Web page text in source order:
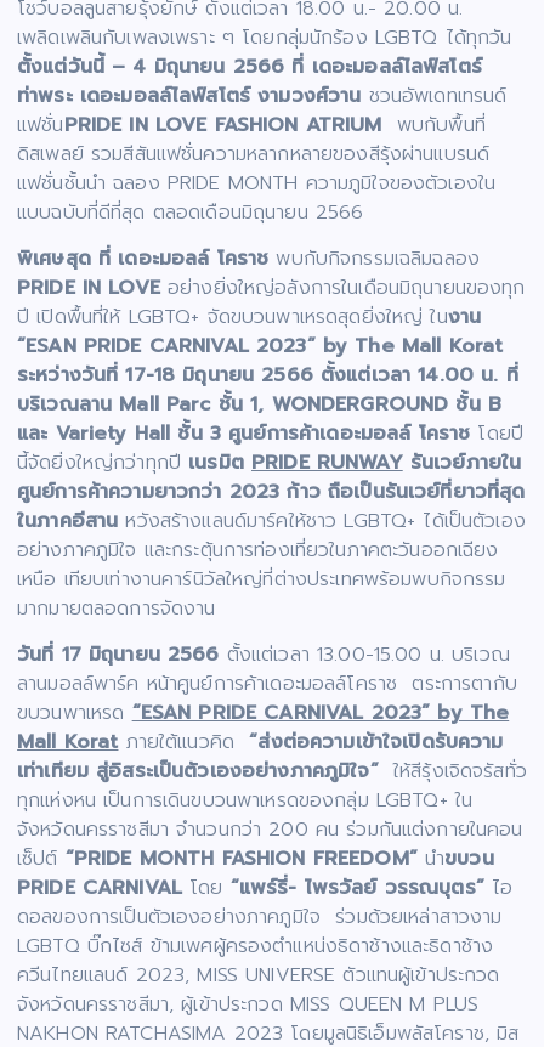
โชว์บอลลูนสายรุ้งยักษ์ ตั้งแต่เวลา 18.00 น.- 20.00 น.
เพลิดเพลินกับเพลงเพราะ ๆ โดยกลุ่มนักร้อง LGBTQ ได้ทุกวัน
ตั้งแต่วันนี้ – 4 มิถุนายน 2566 ที่ เดอะมอลล์ไลฟ์สโตร์
ท่าพระ เดอะมอลล์ไลฟ์สโตร์ งามวงศ์วาน ชวนอัพเดทเทรนด์
แฟชั่นPRIDE IN LOVE FASHION ATRIUM พบกับพื้นที่
ดิสเพลย์ รวมสีสันแฟชั่นความหลากหลายของสีรุ้งผ่านแบรนด์
แฟชั่นชั้นนำ ฉลอง PRIDE MONTH ความภูมิใจของตัวเองใน
แบบฉบับที่ดีที่สุด ตลอดเดือนมิถุนายน 2566
พิเศษสุด ที่ เดอะมอลล์ โคราช พบกับกิจกรรมเฉลิมฉลอง
PRIDE IN LOVEอย่างยิ่งใหญ่อลังการในเดือนมิถุนายนของทุก
ปี เปิดพื้นที่ให้ LGBTQ+ จัดขบวนพาเหรดสุดยิ่งใหญ่ ในงาน
“ESAN PRIDE CARNIVAL 2023” by The Mall Korat
ระหว่างวันที่ 17-18 มิถุนายน 2566 ตั้งแต่เวลา 14.00 น. ที่
บริเวณลาน Mall Parc ชั้น 1, WONDERGROUND ชั้น B
และ Variety Hall ชั้น 3 ศูนย์การค้าเดอะมอลล์ โคราช โดยปี
นี้จัดยิ่งใหญ่กว่าทุกปี เนรมิตPRIDE RUNWAYรันเวย์ภายใน
ศูนย์การค้าความยาวกว่า 2023 ก้าว ถือเป็นรันเวย์ที่ยาวที่สุด
ในภาคอีสานหวังสร้างแลนด์มาร์คให้ชาว LGBTQ+ ได้เป็นตัวเอง
อย่างภาคภูมิใจ และกระตุ้นการท่องเที่ยวในภาคตะวันออกเฉียง
เหนือ เทียบเท่างานคาร์นิวัลใหญ่ที่ต่างประเทศพร้อมพบกิจกรรม
มากมายตลอดการจัดงาน
วันที่ 17 มิถุนายน 2566 ตั้งแต่เวลา 13.00-15.00 น. บริเวณ
ลานมอลล์พาร์ค หน้าศูนย์การค้าเดอะมอลล์โคราช ตระการตากับ
ขบวนพาเหรด“ESAN PRIDE CARNIVAL 2023” by The
Mall Korat ภายใต้แนวคิด“ส่งต่อความเข้าใจเปิดรับความ
เท่าเทียม สู่อิสระเป็นตัวเองอย่างภาคภูมิใจ”ให้สีรุ้งเจิดจรัสทั่ว
ทุกแห่งหน เป็นการเดินขบวนพาเหรดของกลุ่ม LGBTQ+ ใน
จังหวัดนครราชสีมา จำนวนกว่า 200 คน ร่วมกันแต่งกายในคอน
เซ็ปต์ “PRIDE MONTH FASHION FREEDOM”นำขบวน
PRIDE CARNIVAL โดย “แพร์รี่- ไพรวัลย์ วรรณบุตร”ไอ
ดอลของการเป็นตัวเองอย่างภาคภูมิใจ ร่วมด้วยเหล่าสาวงาม
LGBTQ บิ๊กไซส์ ข้ามเพศผู้ครองตำแหน่งธิดาช้างและธิดาช้าง
ควีนไทยแลนด์ 2023, MISS UNIVERSE ตัวแทนผู้เข้าประกวด
จังหวัดนครราชสีมา, ผู้เข้าประกวด MISS QUEEN M PLUS
NAKHON RATCHASIMA 2023 โดยมูลนิธิเอ็มพลัสโคราช, มิส